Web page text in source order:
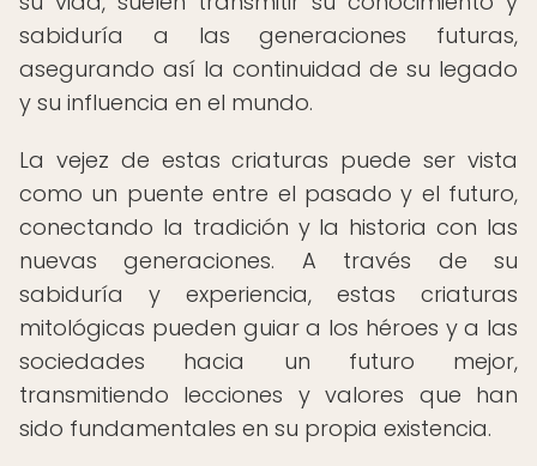
sabiduría a las generaciones futuras,
asegurando así la continuidad de su legado
y su influencia en el mundo.
La vejez de estas criaturas puede ser vista
como un puente entre el pasado y el futuro,
conectando la tradición y la historia con las
nuevas generaciones. A través de su
sabiduría y experiencia, estas criaturas
mitológicas pueden guiar a los héroes y a las
sociedades hacia un futuro mejor,
transmitiendo lecciones y valores que han
sido fundamentales en su propia existencia.